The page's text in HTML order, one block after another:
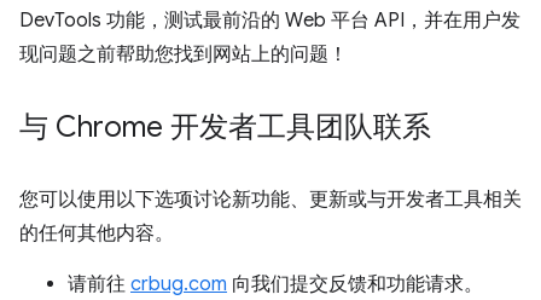
DevTools 功能，测试最前沿的 Web 平台 API，并在用户发
现问题之前帮助您找到网站上的问题！
与 Chrome 开发者工具团队联系
您可以使用以下选项讨论新功能、更新或与开发者工具相关
的任何其他内容。
请前往 crbug.com 向我们提交反馈和功能请求。